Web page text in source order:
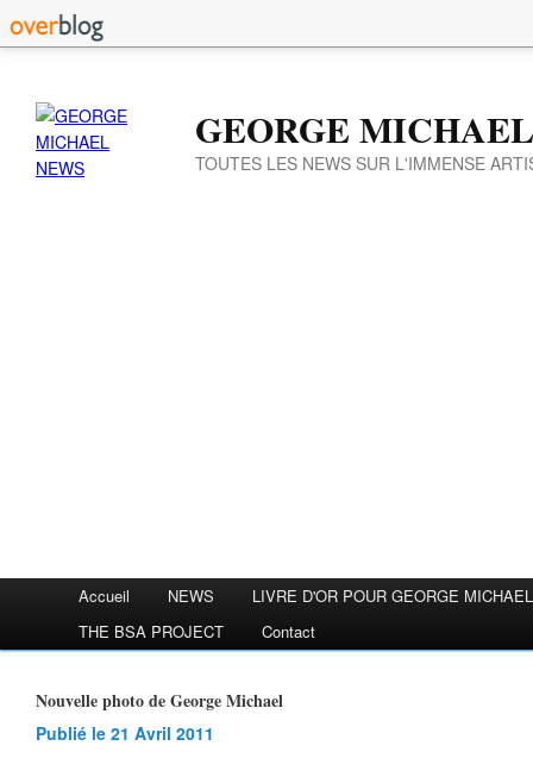
GEORGE
TOUTES LES NEWS SUR L'IMMENSE
Accueil NEWS
LIVRE D'OR POUR GEORGE MICHAEL
THE BSA PROJECT
Contact
Nouvelle photo de George Michael
Publié le 21 Avril 2011